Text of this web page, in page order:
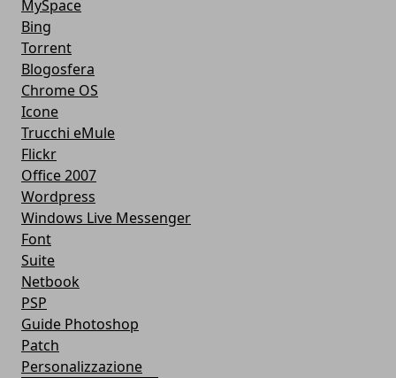
MySpace
Bing
Torrent
Blogosfera
Chrome OS
Icone
Trucchi eMule
Flickr
Office 2007
Wordpress
Windows Live Messenger
Font
Suite
Netbook
PSP
Guide Photoshop
Patch
Personalizzazione